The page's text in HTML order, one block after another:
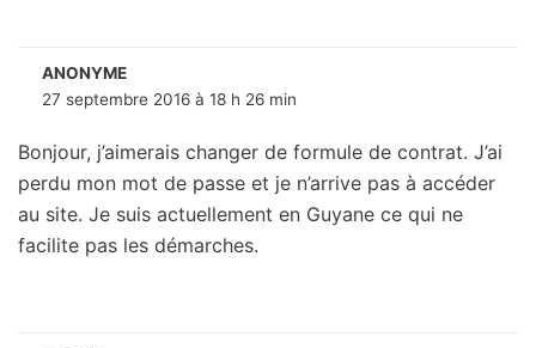
ANONYME
27 septembre 2016 à 18 h 26 min
Bonjour, j’aimerais changer de formule de contrat. J’ai
perdu mon mot de passe et je n’arrive pas à accéder
au site. Je suis actuellement en Guyane ce qui ne
facilite pas les démarches.